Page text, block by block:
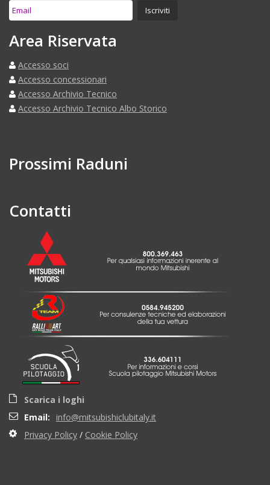
Area Riservata
Accesso soci
Accesso concessionari
Accesso Archivio Tecnico
Accesso Archivio Tecnico Albo Storico
Prossimi Raduni
Contatti
Scarica i loghi
Email:
info@mitsubishiclubitaly.it
Privacy Policy / Cookie Policy